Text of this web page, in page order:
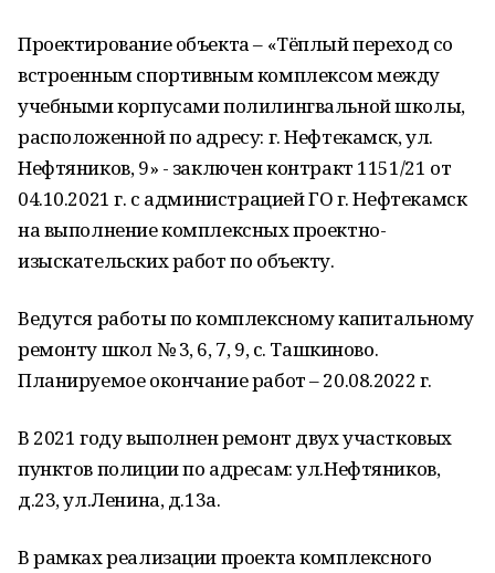
Проектирование объекта – «Тёплый переход со
встроенным спортивным комплексом между
учебными корпусами полилингвальной школы,
расположенной по адресу: г. Нефтекамск, ул.
Нефтяников, 9» - заключен контракт 1151/21 от
04.10.2021 г. с администрацией ГО г. Нефтекамск
на выполнение комплексных проектно-
изыскательских работ по объекту.
Ведутся работы по комплексному капитальному
ремонту школ № 3, 6, 7, 9, с. Ташкиново.
Планируемое окончание работ – 20.08.2022 г.
В 2021 году выполнен ремонт двух участковых
пунктов полиции по адресам: ул.Нефтяников,
д.23, ул.Ленина, д.13а.
В рамках реализации проекта комплексного